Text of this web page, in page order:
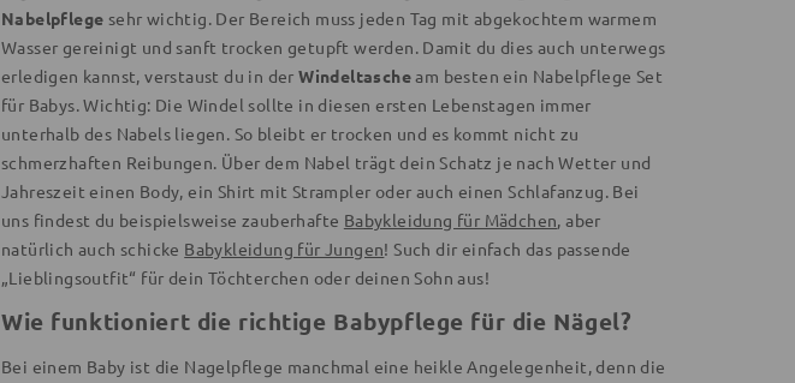
Nabelpflege sehr wichtig. Der Bereich muss jeden Tag mit abgekochtem warmem
Wasser gereinigt und sanft trocken getupft werden. Damit du dies auch unterwegs
erledigen kannst, verstaust du in derWindeltascheam besten ein Nabelpflege Set
für Babys. Wichtig: Die Windel sollte in diesen ersten Lebenstagen immer
unterhalb des Nabels liegen. So bleibt er trocken und es kommt nicht zu
schmerzhaften Reibungen. Über dem Nabel trägt dein Schatz je nach Wetter und
Jahreszeit einen Body, ein Shirt mit Strampler oder auch einen Schlafanzug. Bei
uns findest du beispielsweise zauberhafte Babykleidung für Mädchen, aber
natürlich auch schicke Babykleidung für Jungen! Such dir einfach das passende
„Lieblingsoutfit“ für dein Töchterchen oder deinen Sohn aus!
Wie funktioniert die richtige Babypflege für die Nägel?
Bei einem Baby ist die Nagelpflege manchmal eine heikle Angelegenheit, denn die